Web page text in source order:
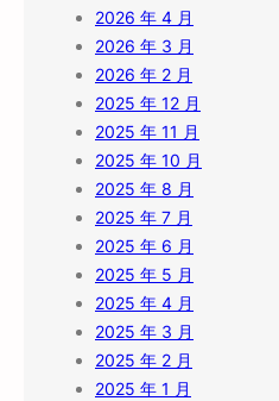
2026 年 4 月
2026 年 3 月
2026 年 2 月
2025 年 12 月
2025 年 11 月
2025 年 10 月
2025 年 8 月
2025 年 7 月
2025 年 6 月
2025 年 5 月
2025 年 4 月
2025 年 3 月
2025 年 2 月
2025 年 1 月